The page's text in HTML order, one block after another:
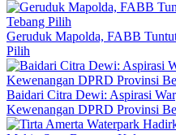
Geruduk Mapolda, FABB
Pilih
Baidari Citra Dewi: Aspirasi
Kewenangan DPRD Provinsi